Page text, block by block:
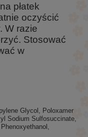
płatek
oczyścić
W razie
Stosować
w
Glycol, Poloxamer
Sodium Sulfosuccinate,